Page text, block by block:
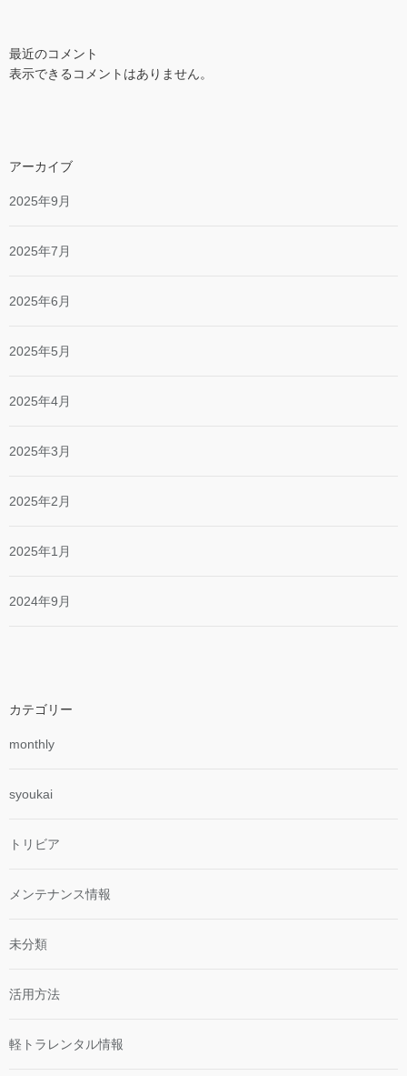
最近のコメント
表示できるコメントはありません。
アーカイブ
2025年9月
2025年7月
2025年6月
2025年5月
2025年4月
2025年3月
2025年2月
2025年1月
2024年9月
カテゴリー
monthly
syoukai
トリビア
メンテナンス情報
未分類
活用方法
軽トラレンタル情報